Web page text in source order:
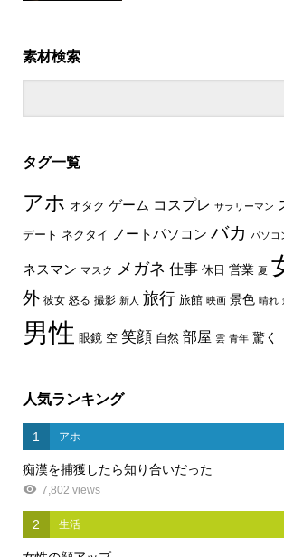
素材検索
タグ一覧
アホ オタク ゲーム コスプレ サラリーマン
デート ネクタイ ノートパソコン バカ パソコ
ネスマン マスク メガネ 仕事 休日 営業 夏
外 彼女 怒る 撮影 新人 旅行 旅館 映画 景色 晴れ
男性 眼鏡 空 笑顔 自然 部屋 雲 青年 驚く
人気ランキング
1 アホ
痴漢を捕獲したら知り合いだった
7,802 views
2 生活